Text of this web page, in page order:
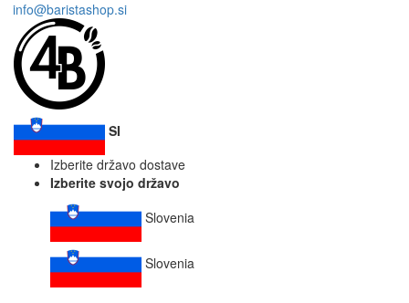
info@baristashop.si
SI
Izberite državo dostave
Izberite svojo državo
Slovenia
Slovenia